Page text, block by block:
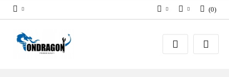
PLNZaloguj się
Załóż konto
(0)